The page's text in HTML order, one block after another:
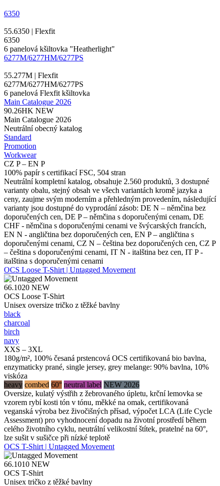
6350
55.6350 | Flexfit
6350
6 panelová kšiltovka "Heatherlight"
6277M/6277HM/6277PS
55.277M | Flexfit
6277M/6277HM/6277PS
6 panelová Flexfit kšiltovka
Main Catalogue 2026
90.26HK NEW
Main Catalogue 2026
Neutrální obecný katalog
Standard
Promotion
Workwear
CZ P – EN P
100% papír s certifikací FSC, 504 stran
Neutrální kompletní katalog, obsahuje 2.560 produktů, 3 dostupné
varianty obalu, stejný obsah ve všech variantách kromě jazyka a
ceny, zaujme svým moderním a přehledným provedením, následující
varianty jsou dostupné do vyprodání zásob: DE N – němčina bez
doporučených cen, DE P – němčina s doporučenými cenam, DE
CHF - němčina s doporučenými cenami ve švýcarských francích,
EN N - angličtina bez doporučených cen, EN P – angličtina s
doporučenými cenami, CZ N – čeština bez doporučených cen, CZ P
– čeština s doporučenými cenami, IT N - italština bez cen, IT P -
italština s doporučenými cenami
OCS Loose T-Shirt | Untagged Movement
66.1020 NEW
OCS Loose T-Shirt
Unisex oversize tričko z těžké bavlny
black
charcoal
birch
navy
XXS – 3XL
180g/m², 100% česaná prstencová OCS certifikovaná bio bavlna,
enzymaticky prané, single jersey, grey melange: 90% bavlna, 10%
viskóza
heavy combed 60° neutral label NEW 2026
Oversize, kulatý výstřih z žebrovaného úpletu, krční lemovka se
vzorem rybí kosti tón v tónu, měkké na omak, certifikovaná
veganská výroba bez živočišných přísad, výpočet LCA (Life Cycle
Assessment) pro vyhodnocení dopadu na životní prostředí během
celého životního cyklu, neutrální velikostní štítek, pratelné na 60°,
lze sušit v sušičce při nízké teplotě
OCS T-Shirt | Untagged Movement
66.1010 NEW
OCS T-Shirt
Unisex tričko z těžké bavlny